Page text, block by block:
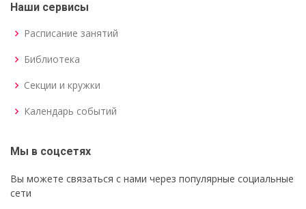
Наши сервисы
Расписание занятий
Библиотека
Секции и кружки
Календарь событий
Мы в соцсетях
Вы можете связаться с нами через популярные социальные
сети